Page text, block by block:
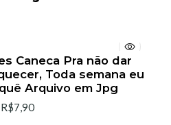
Caneca Pra não dar
Toda semana eu
Arquivo em Jpg
R$7,90